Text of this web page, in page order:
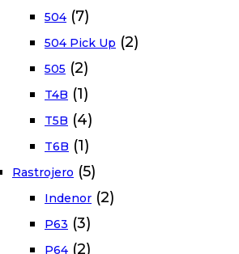
504 (7)
504 Pick Up (2)
505 (2)
T4B (1)
T5B (4)
T6B (1)
Rastrojero (5)
Indenor (2)
P63 (3)
P64 (2)